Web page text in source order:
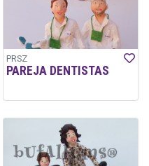
PRSZ
PAREJA DENTISTAS